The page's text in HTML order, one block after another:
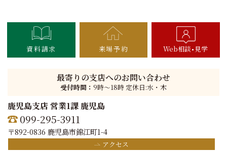
資料請求 来場予約 Web相談 見学
最寄りの支店へのお問い合わせ
受付時間： 9時〜18時 定休日:水・木
鹿児島支店 営業1課 鹿児島
099-295-3911
〒892-0836 鹿児島市錦江町1-4
アクセス